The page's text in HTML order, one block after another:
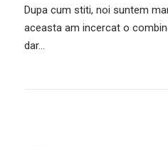
Dupa cum stiti, noi suntem
aceasta am incercat o
dar...